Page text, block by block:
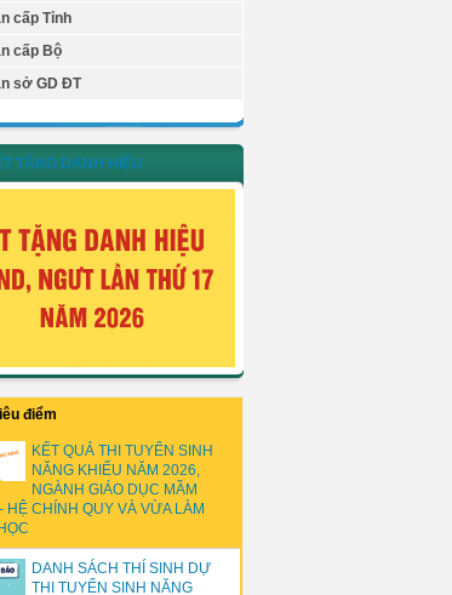
cấp Tỉnh
cấp Bộ
sở GD ĐT
TẶNG DANH HIỆU
điểm
KẾT QUẢ THI TUYỂN SINH
NĂNG KHIẾU NĂM 2026,
NGÀNH GIÁO DỤC MẦM
HỆ CHÍNH QUY VÀ VỪA LÀM
DANH SÁCH THÍ SINH DỰ
THI TUYỂN SINH NĂNG